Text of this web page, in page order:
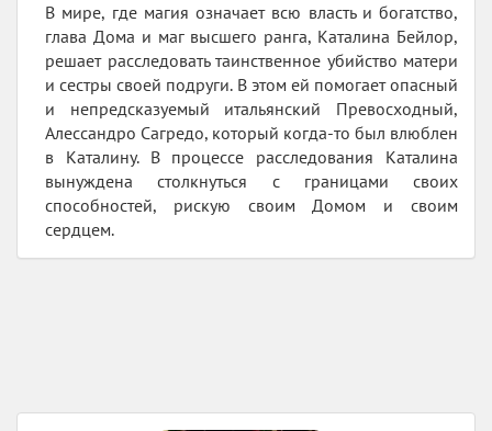
В мире, где магия означает всю власть и богатство,
глава Дома и маг высшего ранга, Каталина Бейлор,
решает расследовать таинственное убийство матери
и сестры своей подруги. В этом ей помогает опасный
и непредсказуемый итальянский Превосходный,
Алессандро Сагредо, который когда-то был влюблен
в Каталину. В процессе расследования Каталина
вынуждена столкнуться с границами своих
способностей, рискую своим Домом и своим
сердцем.